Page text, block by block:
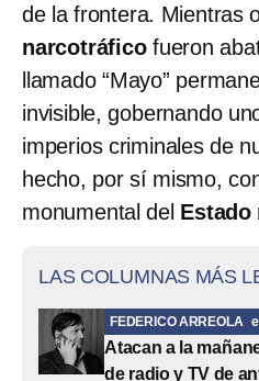
de la frontera. Mientras
narcotráficofueron
llamado “Mayo”
invisible, gobernando
imperios criminales de
hecho, por sí mismo,
monumental del Estado
LAS COLUMNAS MÁS
FEDERICO ARREOLA
Atacan a la
de radio y TV de